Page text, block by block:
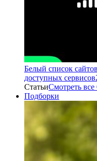
Белый список
доступных сервисов
СтатьиСмотреть все
Подборки